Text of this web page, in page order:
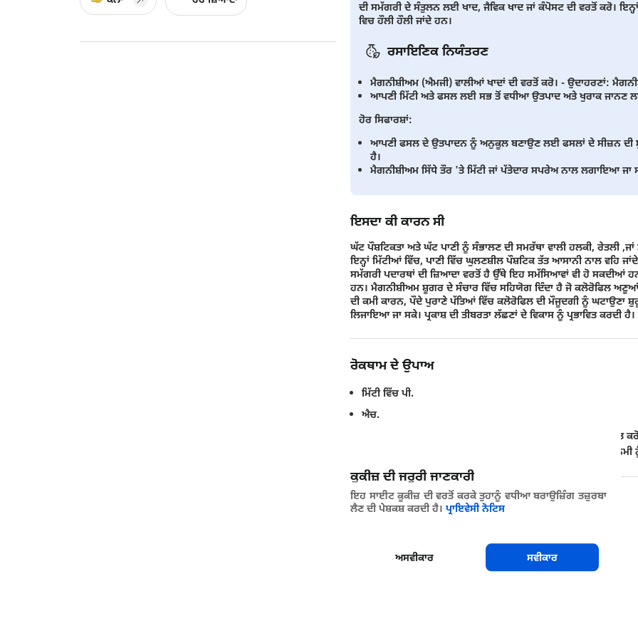
ਦੀ ਸਮੱਗਰੀ ਦੇ ਸੰਤੁਲਨ ਲਈ ਖਾਦ, ਜੈਵਿਕ ਖਾਦ ਜਾਂ ਕੰਪੋਸਟ ਦੀ ਵਰਤੋਂ ਕਰੋ।
ਵਿਚ ਹੌਲੀ ਹੌਲੀ ਜਾਂਦੇ ਹਨ।
ਰਸਾਇਣਿਕ ਨਿਯੰਤਰਣ
ਮੈਗਨੀਸ਼ੀਅਮ (ਐਮਜੀ) ਵਾਲੀਆਂ ਖਾਦਾਂ ਦੀ ਵਰਤੋਂ ਕਰੋ। - ਉਦਾਹਰਣਾਂ:
ਆਪਣੀ ਮਿੱਟੀ ਅਤੇ ਫਸਲ ਲਈ ਸਭ ਤੋਂ ਵਧੀਆ ਉਤਪਾਦ ਅਤੇ ਖੁਰਾਕ ਜਾਨਣ
ਹੋਰ ਸਿਫਾਰਸ਼ਾਂ:
ਆਪਣੀ ਫਸਲ ਦੇ ਉਤਪਾਦਨ ਨੂੰ ਅਨੁਕੂਲ ਬਣਾਉਣ ਲਈ ਫਸਲਾਂ ਦੇ ਸੀਜ਼ਨ ਦੀ
ਹੈ।
ਮੈਗਨੀਸ਼ੀਅਮ ਸਿੱਧੇ ਤੌਰ 'ਤੇ ਮਿੱਟੀ ਜਾਂ ਪੱਤੇਦਾਰ ਸਪਰੇਅ ਨਾਲ ਲਗਾਇਆ ਜਾ
ਇਸਦਾ ਕੀ ਕਾਰਨ ਸੀ
ਘੱਟ ਪੌਸ਼ਟਿਕਤਾ ਅਤੇ ਘੱਟ ਪਾਣੀ ਨੂੰ ਸੰਭਾਲਣ ਦੀ ਸਮਰੱਥਾ ਵਾਲੀ ਹਲਕੀ, ਰੇਤਲੀ
ਇਨ੍ਹਾਂ ਮਿੱਟੀਆਂ ਵਿੱਚ, ਪਾਣੀ ਵਿੱਚ ਘੁਲਣਸ਼ੀਲ ਪੌਸ਼ਟਿਕ ਤੱਤ ਆਸਾਨੀ ਨਾਲ ਵਹਿ
ਸਮੱਗਰੀ ਪਦਾਰਥਾਂ ਦੀ ਜ਼ਿਆਦਾ ਵਰਤੋਂ ਹੈ ਉੱਥੇ ਇਹ ਸਮੱਸਿਆਵਾਂ ਵੀ ਹੋ ਸਕਦੀਆਂ
ਹਨ। ਮੈਗਨੀਸ਼ੀਅਮ ਸ਼ੂਗਰ ਦੇ ਸੰਚਾਰ ਵਿੱਚ ਸਹਿਯੋਗ ਦਿੰਦਾ ਹੈ ਜੋ ਕਲੋਰੋਫਿਲ ਅਣੂਆਂ
ਦੀ ਕਮੀ ਕਾਰਨ, ਪੌਦੇ ਪੁਰਾਣੇ ਪੱਤਿਆਂ ਵਿੱਚ ਕਲੋਰੋਫਿਲ ਦੀ ਮੌਜੂਦਗੀ ਨੂੰ
ਲਿਜਾਇਆ ਜਾ ਸਕੇ। ਪ੍ਰਕਾਸ਼ ਦੀ ਤੀਬਰਤਾ ਲੱਛਣਾਂ ਦੇ ਵਿਕਾਸ ਨੂੰ ਪ੍ਰਭਾਵਿਤ ਕਰਦੀ
ਰੋਕਥਾਮ ਦੇ ਉਪਾਅ
ਮਿੱਟੀ ਵਿੱਚ ਪੀ.
ਐਚ.
ਅਤੇ ਚੂਨੇ ਦੀ ਮਾਤਰਾ ਦੀ ਜਾਂਚ ਕਰੋ ਅਤੇ ਜੇ ਲੋੜ ਹੋਵੇ ਤਾਂ ਅਨੁਕੂਲ ਸੀਮਾ
ਜ਼ਿਆਦਾ ਪਾਣੀ ਨਾ ਦਿਓ। ਵਧੇਰੇ ਪੋਟਾਸ਼ ਖਾਦ ਦੀ ਵਰਤੋਂ ਨਾ ਕਰੋ। ਮਿੱਟੀ ਦੀ
ਸਾਂਝਾ ਕਰੋ
ਕੂਕੀਜ਼ ਦੀ ਜਰੂਰੀ ਜਾਣਕਾਰੀ
ਇਹ ਸਾਈਟ ਕੂਕੀਜ਼ ਦੀ ਵਰਤੋਂ ਕਰਕੇ ਤੁਹਾਨੂੰ ਵਧੀਆ ਬਰਾਉਜ਼ਿੰਗ ਤਜ਼ੁਰਬਾ
ਲੈਣ ਦੀ ਪੇਸ਼ਕਸ਼ ਕਰਦੀ ਹੈ।ਪ੍ਰਾਇਵੇਸੀ ਨੋਟਿਸ
ਅਸਵੀਕਾਰ ਸਵੀਕਾਰ